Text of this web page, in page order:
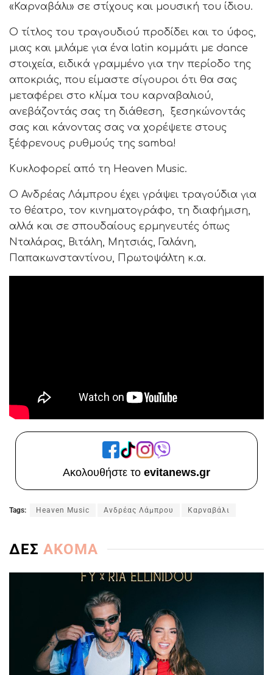
«Καρναβάλι» σε στίχους και μουσική του ίδιου.
Ο τίτλος του τραγουδιού προδίδει και το ύφος,
μιας και μιλάμε για ένα latin κομμάτι με dance
στοιχεία, ειδικά γραμμένο για την περίοδο της
αποκριάς, που είμαστε σίγουροι ότι θα σας
μεταφέρει στο κλίμα του καρναβαλιού,
ανεβάζοντάς σας τη διάθεση, ξεσηκώνοντάς
σας και κάνοντας σας να χορέψετε στους
ξέφρενους ρυθμούς της samba!
Κυκλοφορεί από τη Heaven Music.
Ο Ανδρέας Λάμπρου έχει γράψει τραγούδια για
το θέατρο, τον κινηματογράφο, τη διαφήμιση,
αλλά και σε σπουδαίους ερμηνευτές όπως
Νταλάρας, Βιτάλη, Μητσιάς, Γαλάνη,
Παπακωνσταντίνου, Πρωτοψάλτη κ.α.
Ακολουθήστε το evitanews.gr
Tags: Heaven Music Ανδρέας Λάμπρου Καρναβάλι
ΔΕΣ ΑΚΟΜΑ